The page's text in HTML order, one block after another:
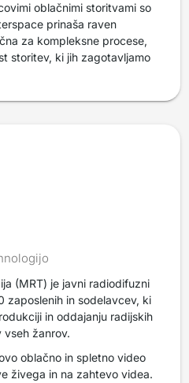
oblačnimi storitvami so
prinaša raven
za kompleksne procese,
storitev, ki jih zagotavljamo
(MRT) je javni radiodifuzni
zaposlenih in sodelavcev, ki
in oddajanju radijskih
vseh žanrov.
oblačno in spletno video
živega in na zahtevo videa.